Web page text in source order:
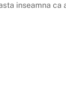
inseamna